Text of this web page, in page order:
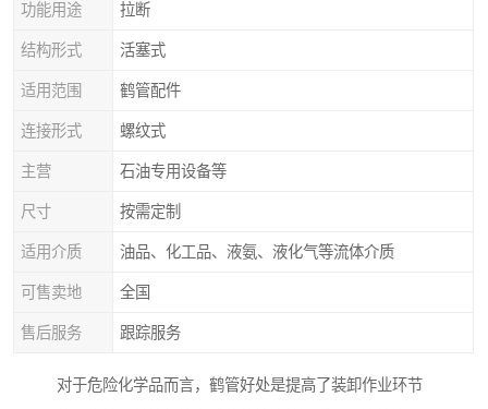
功能用途 拉断
结构形式 活塞式
适用范围 鹤管配件
连接形式 螺纹式
主营 石油专用设备等
尺寸 按需定制
适用介质 油品、化工品、液氨、液化气等流体介质
可售卖地 全国
售后服务 跟踪服务
对于危险化学品而言，鹤管好处是提高了装卸作业环节